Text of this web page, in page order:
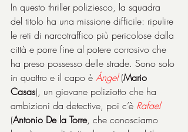
In questo thriller poliziesco, la squadra
del titolo ha una missione difficile: ripulire
le reti di narcotraffico più pericolose dalla
città e porre fine al potere corrosivo che
ha preso possesso delle strade. Sono solo
in quattro e il capo è Ángel (Mario
Casas), un giovane poliziotto che ha
ambizioni da detective, poi c’è Rafael
(Antonio De la Torre, che conosciamo